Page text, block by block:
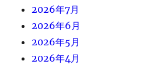
2026年7月
2026年6月
2026年5月
2026年4月